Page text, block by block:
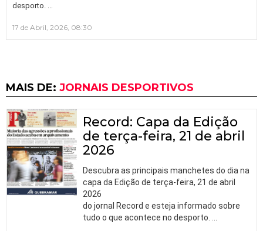
desporto. …
17 de Abril, 2026, 08:30
MAIS DE: JORNAIS DESPORTIVOS
Record: Capa da Edição
de terça-feira, 21 de abril
2026
Descubra as principais manchetes do dia na
capa da Edição de terça-feira, 21 de abril
2026
do jornal Record e esteja informado sobre
tudo o que acontece no desporto. …